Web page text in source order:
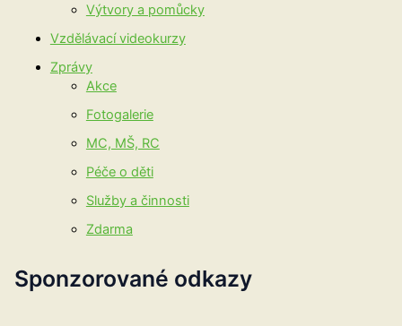
Výtvory a pomůcky
Vzdělávací videokurzy
Zprávy
Akce
Fotogalerie
MC, MŠ, RC
Péče o děti
Služby a činnosti
Zdarma
Sponzorované odkazy